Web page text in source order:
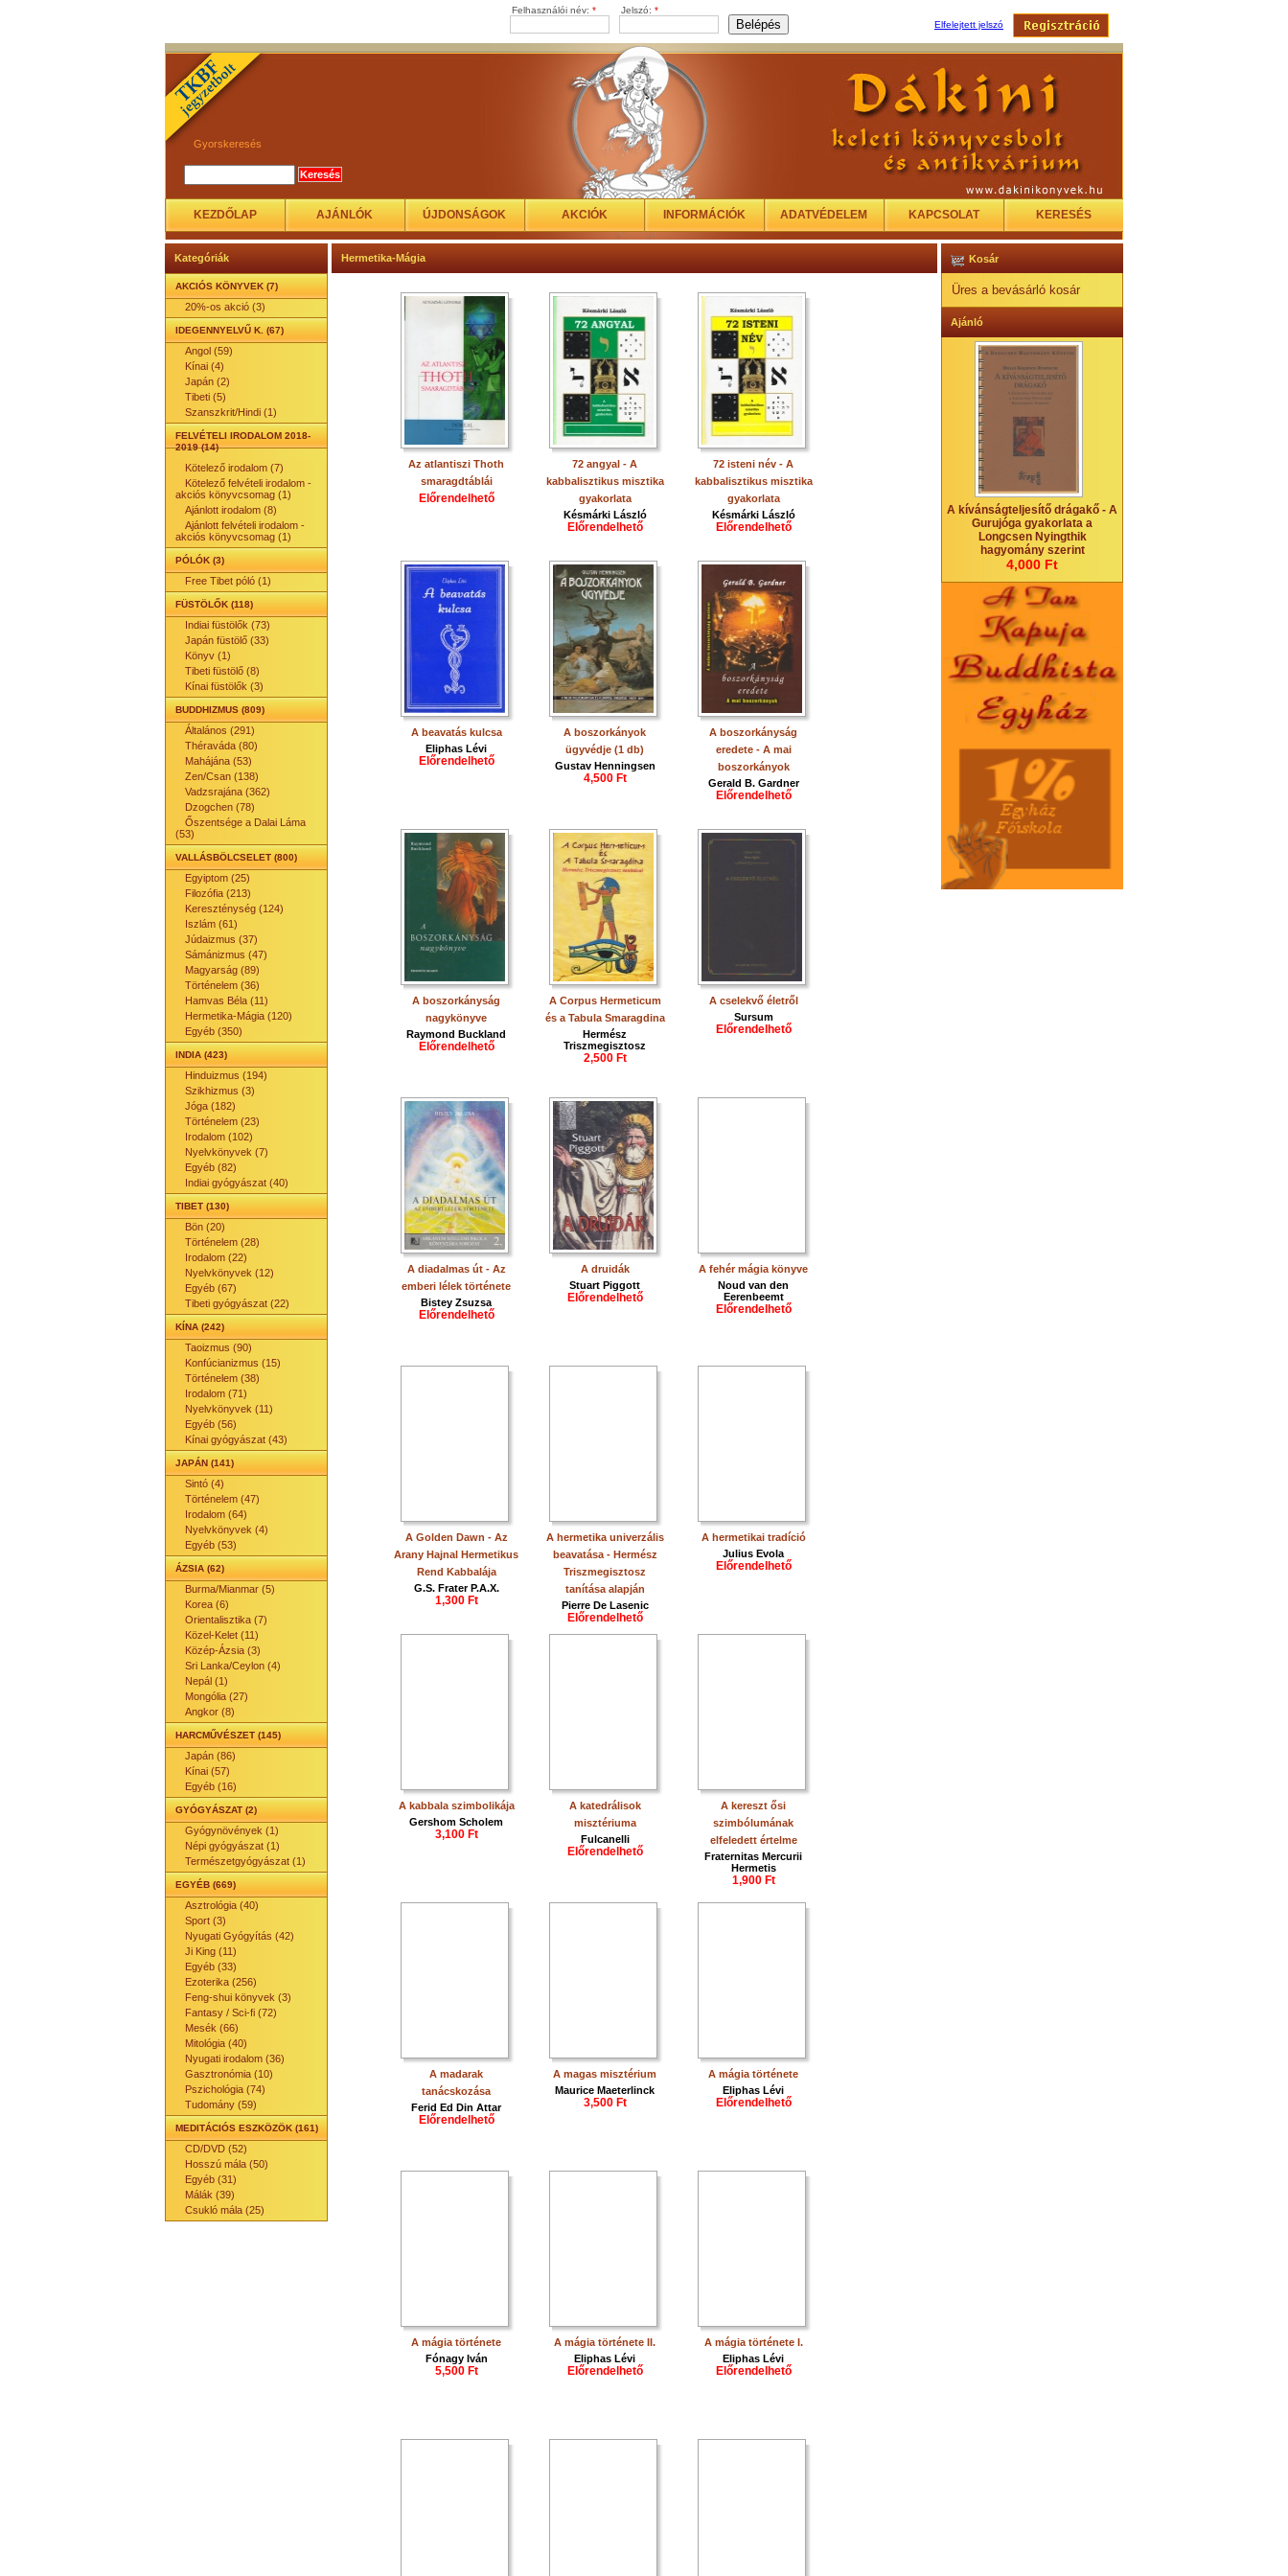
Felhasználói név: * Jelszó: *
Elfelejtett jelszó
Gyorskeresés
KEZDŐLAP AJÁNLÓK ÚJDONSÁGOK AKCIÓK INFORMÁCIÓK ADATVÉDELEM KAPCSOLAT KERESÉS
Kategóriák
AKCIÓS KÖNYVEK (7)
20%-os akció (3)
IDEGENNYELVŰ K. (67)
Angol (59)
Kínai (4)
Japán (2)
Tibeti (5)
Szanszkrit/Hindi (1)
FELVÉTELI IRODALOM 2018-
2019 (14)
Kötelező irodalom (7)
Kötelező felvételi irodalom -
akciós könyvcsomag (1)
Ajánlott irodalom (8)
Ajánlott felvételi irodalom -
akciós könyvcsomag (1)
PÓLÓK (3)
Free Tibet póló (1)
FÜSTÖLŐK (118)
Indiai füstölők (73)
Japán füstölő (33)
Könyv (1)
Tibeti füstölő (8)
Kínai füstölők (3)
BUDDHIZMUS (809)
Általános (291)
Théraváda (80)
Mahájána (53)
Zen/Csan (138)
Vadzsrajána (362)
Dzogchen (78)
Őszentsége a Dalai Láma
(53)
VALLÁSBÖLCSELET (800)
Egyiptom (25)
Filozófia (213)
Kereszténység (124)
Iszlám (61)
Júdaizmus (37)
Sámánizmus (47)
Magyarság (89)
Történelem (36)
Hamvas Béla (11)
Hermetika-Mágia (120)
Egyéb (350)
INDIA (423)
Hinduizmus (194)
Szikhizmus (3)
Jóga (182)
Történelem (23)
Irodalom (102)
Nyelvkönyvek (7)
Egyéb (82)
Indiai gyógyászat (40)
TIBET (130)
Bön (20)
Történelem (28)
Irodalom (22)
Nyelvkönyvek (12)
Egyéb (67)
Tibeti gyógyászat (22)
KÍNA (242)
Taoizmus (90)
Konfúcianizmus (15)
Történelem (38)
Irodalom (71)
Nyelvkönyvek (11)
Egyéb (56)
Kínai gyógyászat (43)
JAPÁN (141)
Sintó (4)
Történelem (47)
Irodalom (64)
Nyelvkönyvek (4)
Egyéb (53)
ÁZSIA (62)
Burma/Mianmar (5)
Korea (6)
Orientalisztika (7)
Közel-Kelet (11)
Közép-Ázsia (3)
Sri Lanka/Ceylon (4)
Nepál (1)
Mongólia (27)
Angkor (8)
HARCMŰVÉSZET (145)
Japán (86)
Kínai (57)
Egyéb (16)
GYÓGYÁSZAT (2)
Gyógynövények (1)
Népi gyógyászat (1)
Természetgyógyászat (1)
EGYÉB (669)
Asztrológia (40)
Sport (3)
Nyugati Gyógyítás (42)
Ji King (11)
Egyéb (33)
Ezoterika (256)
Feng-shui könyvek (3)
Fantasy / Sci-fi (72)
Mesék (66)
Mitológia (40)
Nyugati irodalom (36)
Gasztronómia (10)
Pszichológia (74)
Tudomány (59)
MEDITÁCIÓS ESZKÖZÖK (161)
CD/DVD (52)
Hosszú mála (50)
Egyéb (31)
Málák (39)
Csukló mála (25)
Kosár
Üres a bevásárló kosár
Ajánló
A kívánságteljesítő drágakő - A
Gurujóga gyakorlata a
Longcsen Nyingthik
hagyomány szerint
4,000 Ft
Hermetika-Mágia
Az atlantiszi Thoth
smaragdtáblái
Előrendelhető
72 angyal - A
kabbalisztikus misztika
gyakorlata
Késmárki László
Előrendelhető
72 isteni név - A
kabbalisztikus misztika
gyakorlata
Késmárki László
Előrendelhető
A beavatás kulcsa
Eliphas Lévi
Előrendelhető
A boszorkányok
ügyvédje (1 db)
Gustav Henningsen
4,500 Ft
A boszorkányság
eredete - A mai
boszorkányok
Gerald B. Gardner
Előrendelhető
A boszorkányság
nagykönyve
Raymond Buckland
Előrendelhető
A Corpus Hermeticum
és a Tabula Smaragdina
Hermész
Triszmegisztosz
2,500 Ft
A cselekvő életről
Sursum
Előrendelhető
A diadalmas út - Az
emberi lélek története
Bistey Zsuzsa
Előrendelhető
A druidák
Stuart Piggott
Előrendelhető
A fehér mágia könyve
Noud van den
Eerenbeemt
Előrendelhető
A Golden Dawn - Az
Arany Hajnal Hermetikus
Rend Kabbalája
G.S. Frater P.A.X.
1,300 Ft
A hermetika univerzális
beavatása - Hermész
Triszmegisztosz
tanítása alapján
Pierre De Lasenic
Előrendelhető
A hermetikai tradíció
Julius Evola
Előrendelhető
A kabbala szimbolikája
Gershom Scholem
3,100 Ft
A katedrálisok
misztériuma
Fulcanelli
Előrendelhető
A kereszt ősi
szimbólumának
elfeledett értelme
Fraternitas Mercurii
Hermetis
1,900 Ft
A madarak
tanácskozása
Ferid Ed Din Attar
Előrendelhető
A magas misztérium
Maurice Maeterlinck
3,500 Ft
A mágia története
Eliphas Lévi
Előrendelhető
A mágia története
Fónagy Iván
5,500 Ft
A mágia története II.
Eliphas Lévi
Előrendelhető
A mágia története I.
Eliphas Lévi
Előrendelhető